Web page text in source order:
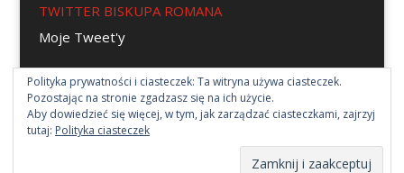
TWITTER BISKUPA ROMANA
Moje Tweet'y
Polityka prywatności i ciasteczek: Ta witryna używa ciasteczek.
Pozostając na stronie zgadzasz się na ich użycie.
Aby dowiedzieć się więcej, w tym, jak zarządzać ciasteczkami, zajrzyj
tutaj: Polityka ciasteczek